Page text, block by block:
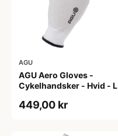
AGU
AGU Aero Gloves -
Cykelhandsker - Hvid - L
449,00 kr